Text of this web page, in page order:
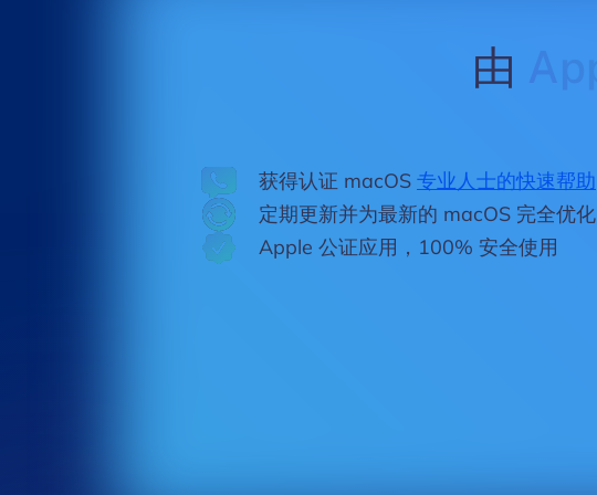
​​由
获得认证 macOS 专业人士的快速帮助
定期更新并为最新的 macOS 完全优化
Apple 公证应用，100% 安全使用